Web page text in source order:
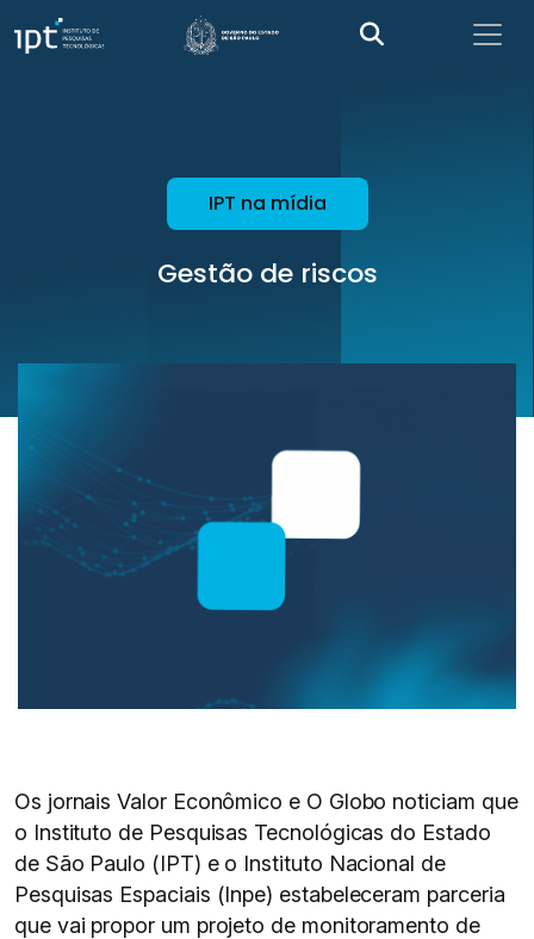
IPT na mídia
Gestão de riscos
Os jornais Valor Econômico e O Globo noticiam que
o Instituto de Pesquisas Tecnológicas do Estado
de São Paulo (IPT) e o Instituto Nacional de
Pesquisas Espaciais (Inpe) estabeleceram parceria
que vai propor um projeto de monitoramento de